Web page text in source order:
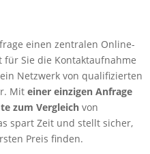
einen zentralen Online-
Sie die Kontaktaufnahme
Netzwerk von qualifizierten
Mit einer einzigen Anfrage
zum Vergleich von
spart Zeit und stellt sicher,
Preis finden.